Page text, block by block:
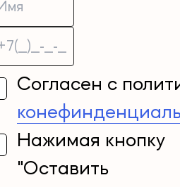
Согласен с
Нажимая кнопку
"Оставить